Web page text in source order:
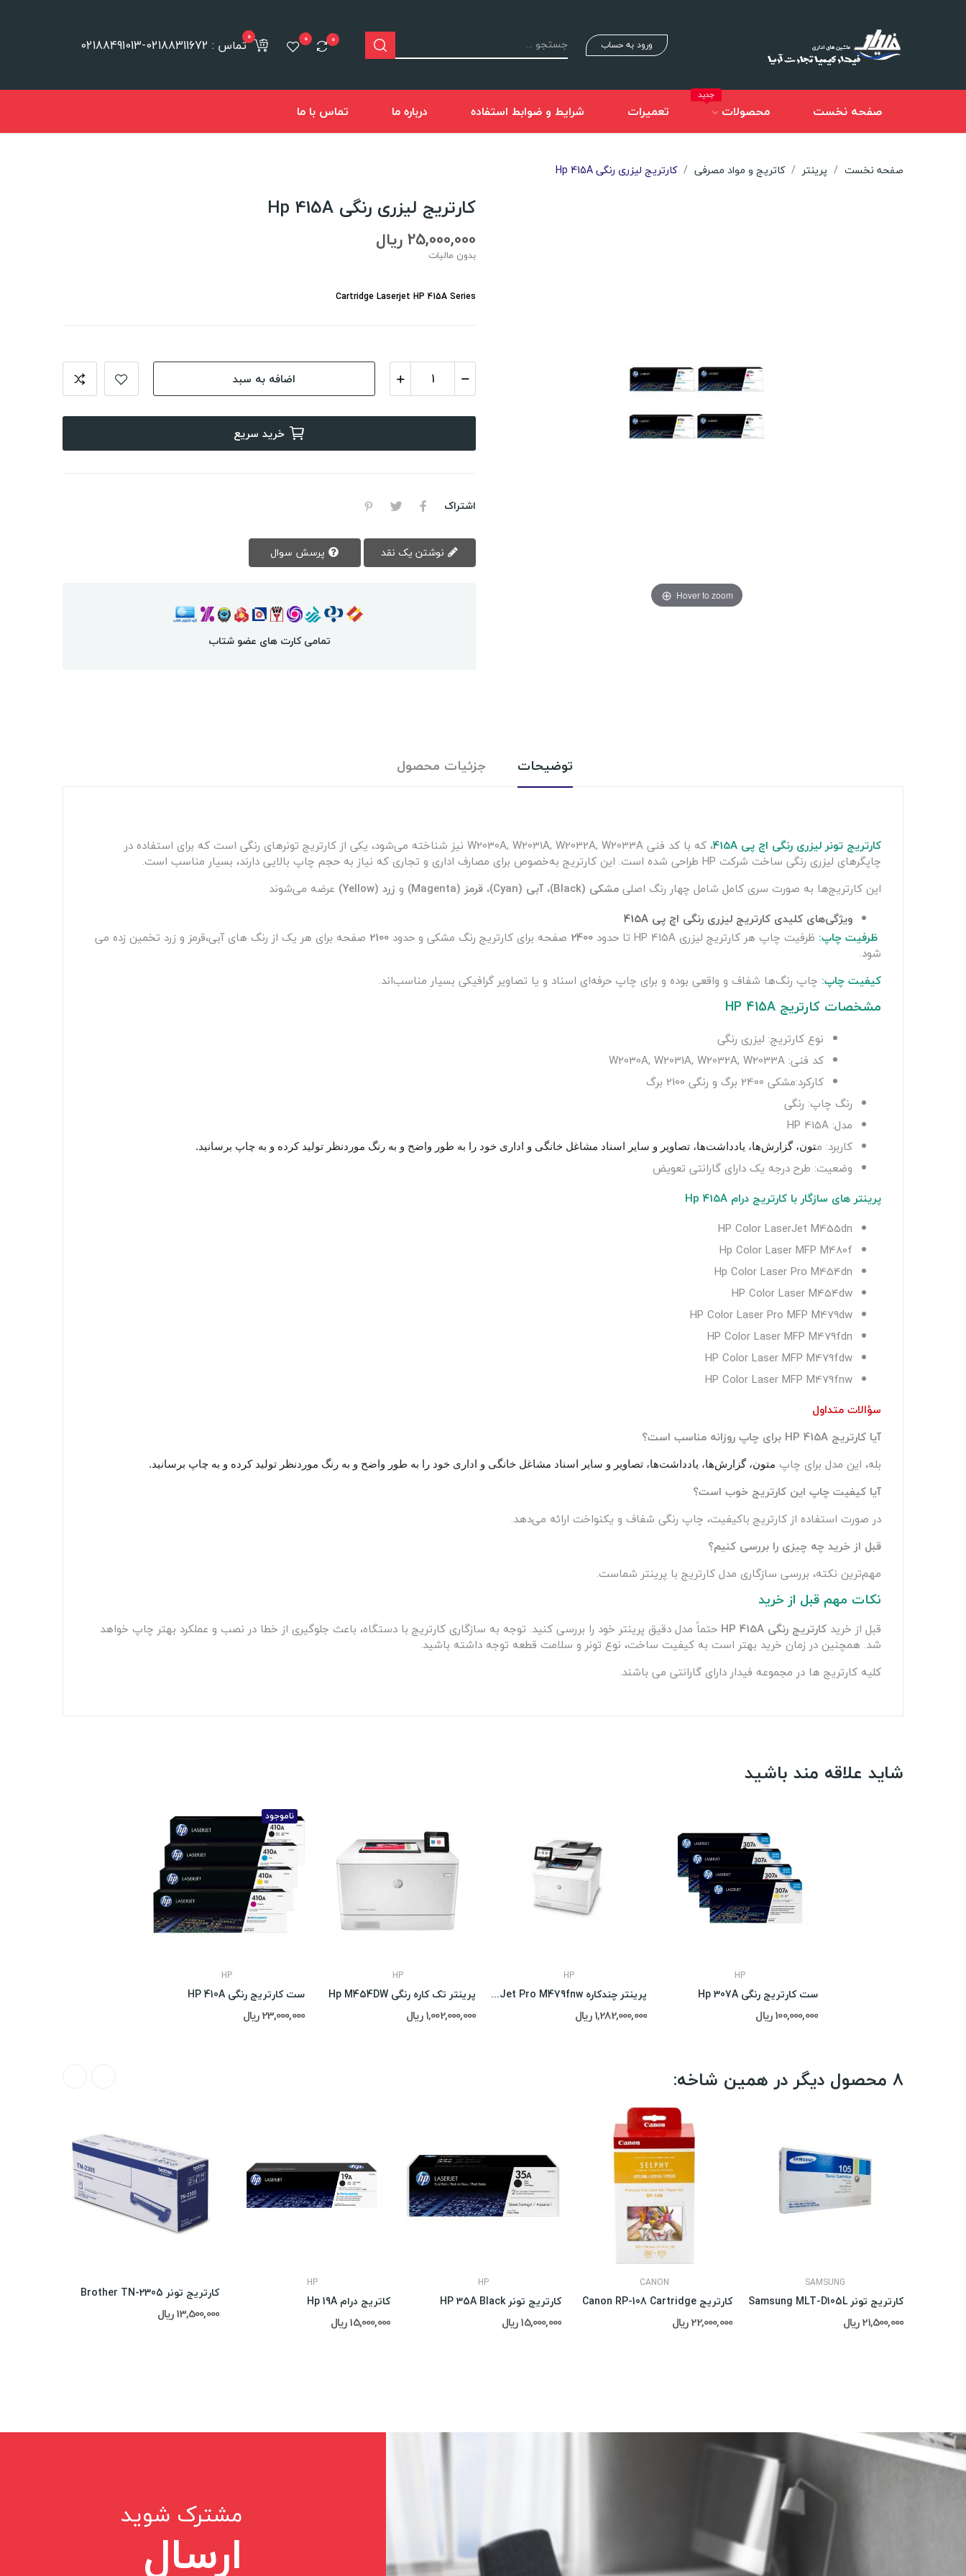
ورود به حساب 0
0 تماس : 02188311672-021884910130
صفحه نخست محصولات
جدید
تعمیرات شرایط و ضوابط استفاده درباره ما تماس با ما
صفحه نخست پرینتر کاتریج و مواد مصرفی کارتریج لیزری رنگی Hp 415A
Hover to zoom
کارتریج لیزری رنگی Hp 415A
25,000,000 ریال
بدون مالیات
Cartridge Laserjet HP 415A Series
اضافه به سبد
خرید سریع
اشتراک
تمامی کارت های عضو شتاب
توضیحات جزئیات محصول
کارتریج تونر لیزری رنگی اچ پی 415A
، که با کد فنی W2030A, W2031A, W2032A, W2033A نیز شناخته می‌شود، یکی از کارتریج تونرهای رنگی است که برای استفاده در
چاپگرهای لیزری رنگی ساخت شرکت HP طراحی شده است. این کارتریج به‌خصوص برای مصارف اداری و تجاری که نیاز به حجم چاپ بالایی دارند، بسیار مناسب است.
این کارتریج‌ها به صورت سری کامل شامل چهار رنگ اصلیمشکی (Black) ، آبی (Cyan) ، قرمز (Magenta) و زرد (Yellow)
عرضه می‌شوند
ویژگی‌های کلیدی کارتریج لیزری رنگی اچ پی 415A
ظرفیت چاپ: ظرفیت چاپ هر کارتریج لیزری HP 415A تا حدود 2400 صفحه برای کارتریج رنگ مشکی و حدود 2100 صفحه برای هر یک از رنگ های آبی،قرمز و زرد تخمین زده می
شود.
کیفیت چاپ: چاپ رنگ‌ها شفاف و واقعی بوده و برای چاپ حرفه‌ای اسناد و یا تصاویر گرافیکی بسیار مناسب‌اند.
مشخصات کارتریج HP 415A
نوع کارتریج: لیزری رنگی
کد فنی: W2030A, W2031A, W2032A, W2033A
کارکرد:مشکی 2400 برگ و رنگی 2100 برگ
رنگ چاپ: رنگی
مدل: HP 415A
کاربرد: متون، گزارش‌ها، یادداشت‌ها، تصاویر و سایر اسناد مشاغل خانگی و اداری خود را به طور واضح و به رنگ موردنظر تولید کرده و به چاپ برسانید.
وضعیت: طرح درجه یک دارای گارانتی تعویض
پرینتر های سازگار با کارتریج درام Hp 415A
HP Color LaserJet M455dn
Hp Color Laser MFP M480f
Hp Color Laser Pro M454dn
HP Color Laser M454dw
HP Color Laser Pro MFP M479dw
HP Color Laser MFP M479fdn
HP Color Laser MFP M479fdw
HP Color Laser MFP M479fnw
سؤالات متداول
آیا کارتریج HP 415A برای چاپ روزانه مناسب است؟
بله، این مدل برای چاپ متون، گزارش‌ها، یادداشت‌ها، تصاویر و سایر اسناد مشاغل خانگی و اداری خود را به طور واضح و به رنگ موردنظر تولید کرده و به چاپ برسانید.
آیا کیفیت چاپ این کارتریج خوب است؟
در صورت استفاده از کارتریج باکیفیت، چاپ رنگی شفاف و یکنواخت ارائه می‌دهد.
قبل از خرید چه چیزی را بررسی کنیم؟
مهم‌ترین نکته، بررسی سازگاری مدل کارتریج با پرینتر شماست.
نکات مهم قبل از خرید
قبل از خرید کارتریج رنگی HP 415A حتماً مدل دقیق پرینتر خود را بررسی کنید. توجه به سازگاری کارتریج با دستگاه، باعث جلوگیری از خطا در نصب و عملکرد بهتر چاپ خواهد
شد. همچنین در زمان خرید بهتر است به کیفیت ساخت، نوع تونر و سلامت قطعه توجه داشته باشید.
کلیه کارتریج ها در مجموعه فیدار دارای گارانتی می باشند.
شاید علاقه مند باشید
ناموجود
HP
ست کارتریج رنگی HP 410A
23,000,000 ریال
HP
پرینتر تک کاره رنگی Hp M454DW
1,002,000,000 ریال
HP
پرینتر چندکاره HP Color LaserJet Pro M479fnw
1,282,000,000 ریال
HP
ست کارتریج رنگی Hp 307A
100,000,000 ریال
8 محصول دیگر در همین شاخه:
کارتریج تونر Brother TN-2305
13,500,000 ریال
HP
کاتریج درام Hp 19A
15,000,000 ریال
HP
کارتریج تونر HP 35A Black
15,000,000 ریال
CANON
کارتریج Canon RP-108 Cartridge
22,000,000 ریال
SAMSUNG
کارتریج تونر Samsung MLT-D105L
21,500,000 ریال
مشترک شوید
ارسال